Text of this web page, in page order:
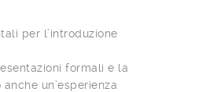
per l’introduzione
formali e la
un’esperienza